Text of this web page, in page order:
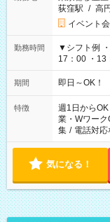
荻窪駅 / 高
イベント
勤務時間
▼シフト例
17：00 ・13：
仕事により
期間 即日～OK
特徴 週1日からOK
業・Wワーク
集 / 電話対応
気になる！